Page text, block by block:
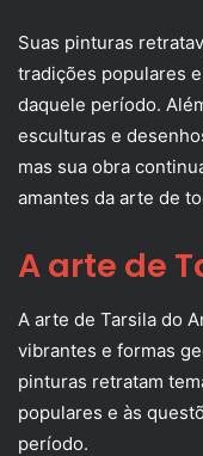
Suas pinturas
tradições populares
daquele período.
esculturas e
mas sua obra
amantes da arte de
A arte de
A arte de Tarsila do
vibrantes e formas
pinturas retratam
populares e às
período.